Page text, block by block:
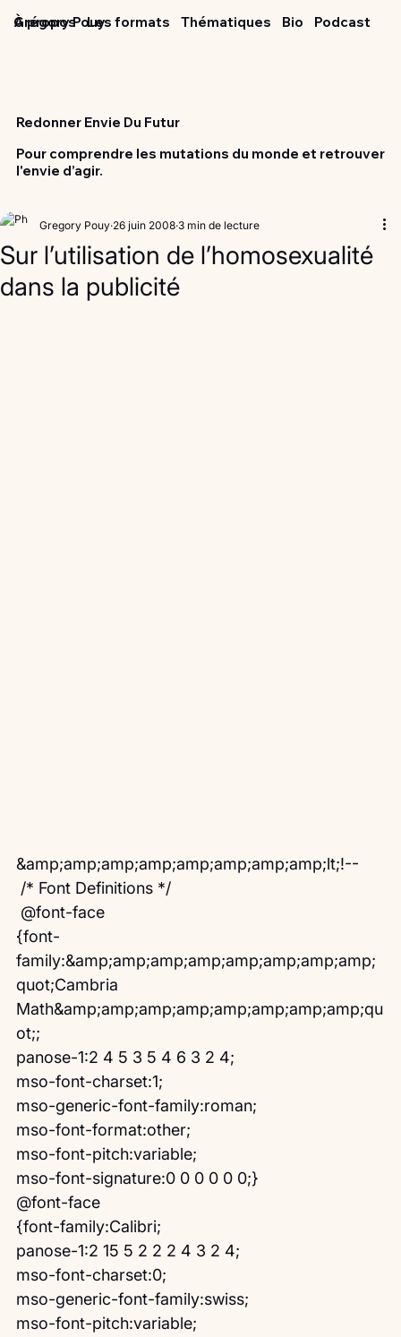
Grégory Pouy
À propos Les formats Thématiques Podcast
Bio
Redonner Envie Du Futur
Pour comprendre les mutations du monde et retrouver
l'envie d’agir.
Sur l’utilisation de l’homosexualité
dans la publicité
Gregory Pouy 26 juin 2008 3 min de lecture
&amp;amp;amp;amp;amp;amp;amp;amp;lt;!--
/* Font Definitions */
@font-face
{font-
family:&amp;amp;amp;amp;amp;amp;amp;amp;
quot;Cambria
Math&amp;amp;amp;amp;amp;amp;amp;amp;qu
ot;;
panose-1:2 4 5 3 5 4 6 3 2 4;
mso-font-charset:1;
mso-generic-font-family:roman;
mso-font-format:other;
mso-font-pitch:variable;
mso-font-signature:0 0 0 0 0 0;}
@font-face
{font-family:Calibri;
panose-1:2 15 5 2 2 2 4 3 2 4;
mso-font-charset:0;
mso-generic-font-family:swiss;
mso-font-pitch:variable;